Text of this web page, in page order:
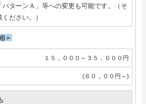
ターンＡ」等への変更も可能です。（そ
ださい。）
)＞
１５，０００～３５，０００円
(６０，００円～)